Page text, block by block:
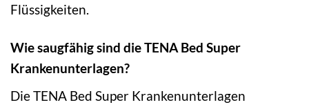
Flüssigkeiten.
Wie saugfähig sind die TENA Bed Super
Krankenunterlagen?
Die TENA Bed Super Krankenunterlagen